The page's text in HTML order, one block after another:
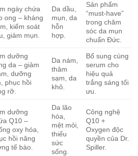
ngày chứa
ong – kháng
kiểm soát
giảm mụn.
Da dầu,
mụn, da
hỗn
hợp.
Sản phẩm
“must-have”
trong chăm
sóc da mụn
chuẩn Đức.
dưỡng
da – giảm
dưỡng
phục hồi
rỡ.
Da nám,
thâm
sạm, da
khô.
Bổ sung cùng
serum cho
hiệu quả
trắng sáng tối
ưu.
dưỡng
Q10 –
oxy hóa,
hồi năng
tế bào.
Da lão
hóa,
mệt mỏi,
thiếu
sức
sống.
Công nghệ
Q10 +
Oxygen độc
quyền của Dr.
Spiller.